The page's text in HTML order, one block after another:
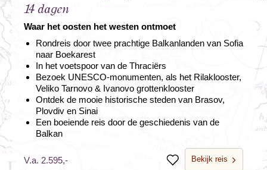
14 dagen
Waar het oosten het westen ontmoet
Rondreis door twee prachtige Balkanlanden van Sofia
naar Boekarest
In het voetspoor van de Thraciërs
Bezoek UNESCO-monumenten, als het Rilaklooster,
Veliko Tarnovo & Ivanovo grottenklooster
Ontdek de mooie historische steden van Brasov,
Plovdiv en Sinai
Een boeiende reis door de geschiedenis van de
Balkan
V.a. 2.595,- BewarenBekijk reis